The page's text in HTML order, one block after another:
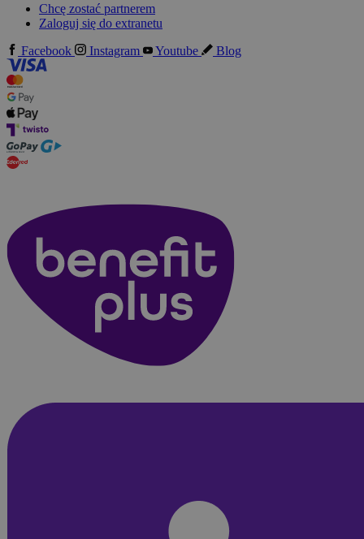
Chcę zostać partnerem
Zaloguj się do extranetu
Facebook
Instagram Youtube Blog